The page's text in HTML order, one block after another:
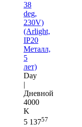
38
deg,
230V)
(Arlight,
IP20
Металл,
5
лет)
Day
|
Дневной
4000
K
5 13757